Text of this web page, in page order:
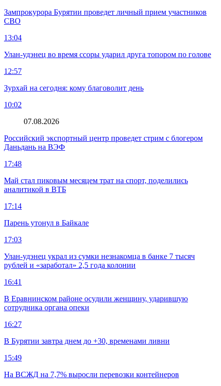
Зампрокурора Бурятии проведет личный прием участников
СВО
13:04
Улан-удэнец во время ссоры ударил друга топором по голове
12:57
Зурхай на сегодня: кому благоволит день
10:02
07.08.2026
Российский экспортный центр проведет стрим с блогером
Даньдань на ВЭФ
17:48
Май стал пиковым месяцем трат на спорт, поделились
аналитикой в ВТБ
17:14
Парень утонул в Байкале
17:03
Улан-удэнец украл из сумки незнакомца в банке 7 тысяч
рублей и «заработал» 2,5 года колонии
16:41
В Еравнинском районе осудили женщину, ударившую
сотрудника органа опеки
16:27
В Бурятии завтра днем до +30, временами ливни
15:49
На ВСЖД на 7,7% выросли перевозки контейнеров